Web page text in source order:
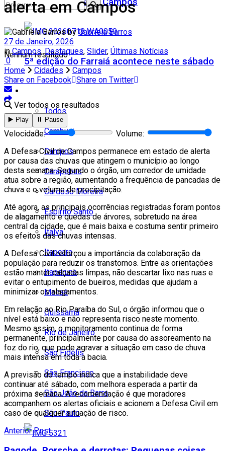
Teatro Firjan SESI Campos
5ª edição do Farraiá acontece neste sábado
Todos
Cambuci
Campos
Carapebus
Cardoso Moreira
Espírito Santo
Italva
Itaocara
Itaperuna
Macaé
Quissamã
Rio de Janeiro
São Fidélis
São Francisco
São João da Barra
São Paulo
Nenhum resultado
Ver todos os resultados
alerta em Campos
by Gabriela Barros
27 de Janeiro, 2026
in Campos,Destaques, Slider, Últimas Notícias
0
Home
Cidades
Campos
Share on Facebook Share on Twitter
▶️ Play ⏸️ Pause
Velocidade:
Volume:
A Defesa Civil de Campos permanece em estado de alerta
por causa das chuvas que atingem o município ao longo
desta semana. Segundo o órgão, um corredor de umidade
atua sobre a região, aumentando a frequência de pancadas de
chuva e o volume de precipitação.
Até agora, as principais ocorrências registradas foram pontos
de alagamento e quedas de árvores, sobretudo na área
central da cidade, que é mais baixa e costuma sentir primeiro
os efeitos das chuvas intensas.
A Defesa Civil reforçou a importância da colaboração da
população para reduzir os transtornos. Entre as orientações
estão manter calçadas limpas, não descartar lixo nas ruas e
evitar o entupimento de bueiros, medidas que ajudam a
minimizar os alagamentos.
Em relação ao Rio Paraíba do Sul, o órgão informou que o
nível está baixo e não representa risco neste momento.
Mesmo assim, o monitoramento continua de forma
permanente, principalmente por causa do assoreamento na
foz do rio, que pode agravar a situação em caso de chuva
mais intensa em toda a bacia.
A previsão do tempo indica que a instabilidade deve
continuar até sábado, com melhora esperada a partir da
próxima semana. A recomendação é que moradores
acompanhem os alertas oficiais e acionem a Defesa Civil em
caso de qualquer situação de risco.
Anterior Post